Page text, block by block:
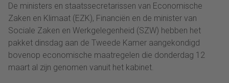
De ministers en staatssecretarissen van Economische
Zaken en Klimaat (EZK), Financiën en de minister van
Sociale Zaken en Werkgelegenheid (SZW) hebben het
pakket dinsdag aan de Tweede Kamer aangekondigd
bovenop economische maatregelen die donderdag 12
maart al zijn genomen vanuit het kabinet.